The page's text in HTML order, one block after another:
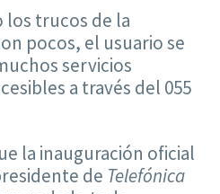
los trucos de la
pocos, el usuario se
servicios
a través del 055
la inauguración oficial
de Telefónica